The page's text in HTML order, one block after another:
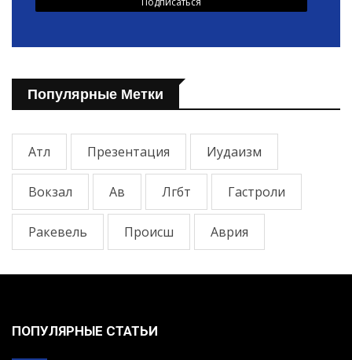
Популярные Метки
Атл Презентация Иудаизм
Вокзал Ав Лгбт Гастроли
Ракевель Происш Аврия
ПОПУЛЯРНЫЕ СТАТЬИ